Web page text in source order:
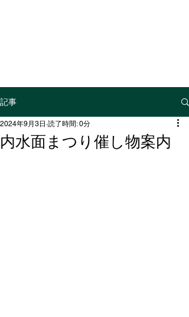
記事
内水面まつり催し物案内
2024年9月3日 読了時間: 0分